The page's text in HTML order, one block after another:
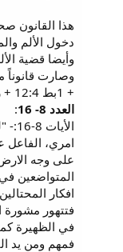
هذا القانون
دخول الألم
وأيضا قضية
+ 1بط 12:4 + رو 12:5)
العدد 8- 16
:
امري، الفاعل
على وجه
المتواضعين
افكار
فتتهور مشورة
في الظهيرة
فمهم ومن يد